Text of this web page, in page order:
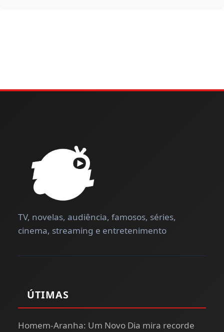
TV, novelas, audiência, famosos, séries,
cinema, streaming e entretenimento
ÚTIMAS
Homem-Aranha: Um Novo Dia mira recorde